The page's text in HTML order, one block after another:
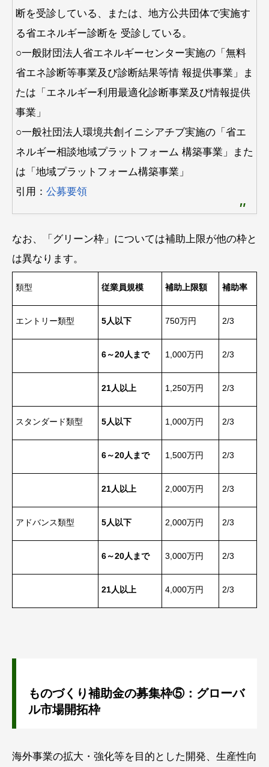
断を受診している、または、地方公共団体で実施す
る省エネルギー診断を 受診している。
○一般財団法人省エネルギーセンター実施の「無料
省エネ診断等事業及び診断結果等情 報提供事業」ま
たは「エネルギー利用最適化診断事業及び情報提供
事業」
○一般社団法人環境共創イニシアチブ実施の「省エ
ネルギー相談地域プラットフォーム 構築事業」また
は「地域プラットフォーム構築事業」
引用： 公募要領
なお、「グリーン枠」については補助上限が他の枠と
は異なります。
類型 従業員規模 補助上限額 補助率
エントリー類型 5人以下 750万円 2/3
6～20人まで 1,000万円 2/3
21人以上 1,250万円 2/3
スタンダード類型 5人以下 1,000万円 2/3
6～20人まで 1,500万円 2/3
21人以上 2,000万円 2/3
アドバンス類型 5人以下 2,000万円 2/3
6～20人まで 3,000万円 2/3
21人以上 4,000万円 2/3
ものづくり補助金の募集枠⑤：グローバ
ル市場開拓枠
海外事業の拡大・強化等を目的とした開発、生産性向